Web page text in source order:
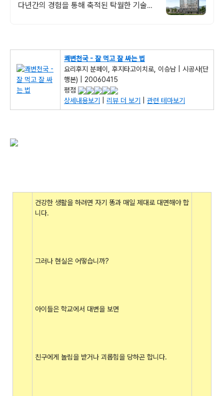
다년간의 경험을 통해 축적된 탁월한 기술력
쾌변천국 - 잘 먹고 잘 싸는 법
요리후지 분페이, 후지타고이치로, 이승남 | 시공사(단
행본) | 20060415
평점
상세내용보기
리뷰 더 보기 관련 테마보기
건강한 생활을 하려면 자기 똥과 매일 제대로 대면해야 합
니다.
그러나 현실은 어떻습니까?
아이들은 학교에서 대변을 보면
친구에게 놀림을 받거나 괴롭힘을 당하곤 합니다.